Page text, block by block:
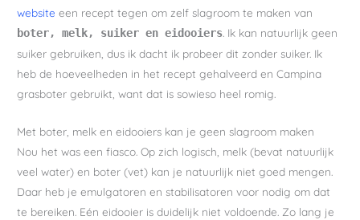
website een recept tegen om zelf slagroom te maken van
boter, melk, suiker en eidooiers. Ik kan natuurlijk geen
suiker gebruiken, dus ik dacht ik probeer dit zonder suiker. Ik
heb de hoeveelheden in het recept gehalveerd en Campina
grasboter gebruikt, want dat is sowieso heel romig.
Met boter, melk en eidooiers kan je geen slagroom maken
Nou het was een fiasco. Op zich logisch, melk (bevat natuurlijk
veel water) en boter (vet) kan je natuurlijk niet goed mengen.
Daar heb je emulgatoren en stabilisatoren voor nodig om dat
te bereiken. Eén eidooier is duidelijk niet voldoende. Zo lang je